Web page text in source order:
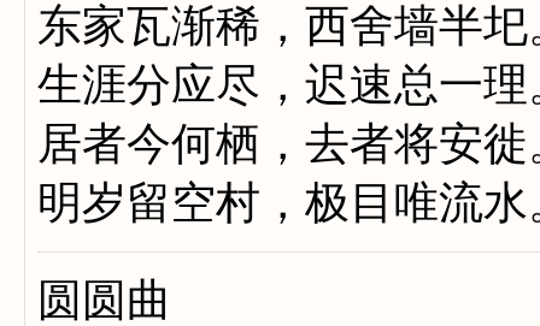
东家瓦渐稀，西舍墙半圯
生涯分应尽，迟速总一理
居者今何栖，去者将安徙
明岁留空村，极目唯流水
圆圆曲